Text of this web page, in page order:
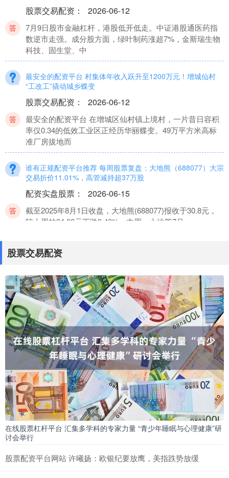
股票交易配资 ： 2026-06-12
7月9日股市金融杠杆，港股低开低走。中证港股通医药指
数逆市走强。成分股方面，绿叶制药涨超7%，金斯瑞生物
科技、固生堂、中
最安全的配资平台 村集体年收入跃升至1200万元！增城仙村
“工改工”撬动城乡蝶变
股票交易配资 ： 2026-06-12
最安全的配资平台 在增城区仙村镇上境村，一片昔日容积
率仅0.34的低效工业区正经历华丽蝶变。49万平方米高标
准厂房拔地而
谁有正规配资平台推荐 每周股票复盘：大地熊（688077）大宗
交易折价11.01%，高管减持超37万股
配资实盘股票 ： 2026-06-15
截至2025年8月1日收盘，大地熊(688077)报收于30.8元，
较上周的34.03元下跌9.49%。本周，大地熊7月
老牌配资平台 英力股份拟收购优特利77.94%股权，布局AIPC
电池模组业务
股票配资入门： 2026-06-27
中访网数据 安徽英力电子科技股份有限公司(英力股份)近
日披露，拟以发行股份及支付现金方式收购深圳市优特利
能源股份有限公
2023年股票配资排名 加拿大机构预测：2026年黄金均价或达
4990美元，2027年回落至4689美元
股票配资入门： 2026-07-04
4月16日讯，加拿大出口信贷机构出口发展加拿大在其春季
展望中预测，强劲的避险需求应能保持今年黄金价格高企
2023年股票配
股票交易配资
在线股票杠杆平台 汇集多学科的专家力量 “青少年睡眠与心理健康”研
讨会举行
股票配资平台网站 许曦扬：欧银纪要放鹰，美指跌势放缓